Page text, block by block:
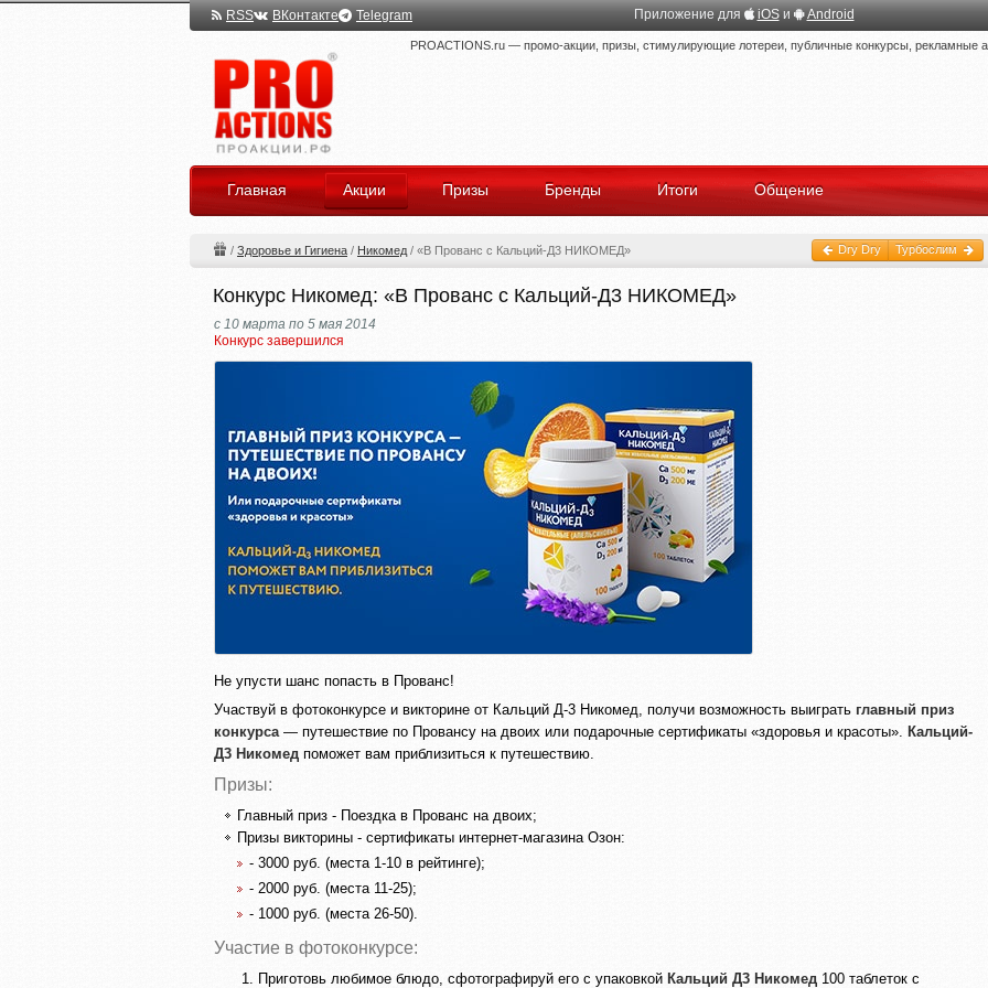
RSS ВКонтакте Telegram Приложение для iOSи Android
PROACTIONS.ru — промо-акции, призы, стимулирующие лотереи, публичные конкурсы, рекламные
Главная Акции Призы Бренды Итоги Общение
Dry Dry Турбослим
/ Здоровье и Гигиена / Никомед / «В Прованс с Кальций-Д3 НИКОМЕД»
Конкурс Никомед: «В Прованс с Кальций-Д3 НИКОМЕД»
с 10 марта по 5 мая 2014
Конкурс завершился
Не упусти шанс попасть в Прованс!
Участвуй в фотоконкурсе и викторине от Кальций Д-3 Никомед, получи возможность выиграть главный приз
конкурса— путешествие по Провансу на двоих или подарочные сертификаты «здоровья и красоты». Кальций-
Д3 Никомед поможет вам приблизиться к путешествию.
Призы:
Главный приз - Поездка в Прованс на двоих;
Призы викторины - сертификаты интернет-магазина Озон:
- 3000 руб. (места 1-10 в рейтинге);
- 2000 руб. (места 11-25);
- 1000 руб. (места 26-50).
Участие в фотоконкурсе:
Приготовь любимое блюдо, сфотографируй его с упаковкой Кальций Д3 Никомед 100 таблеток с